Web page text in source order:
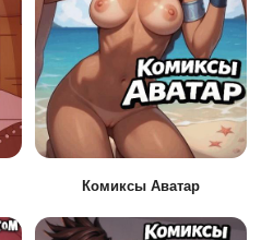
Комиксы Аватар